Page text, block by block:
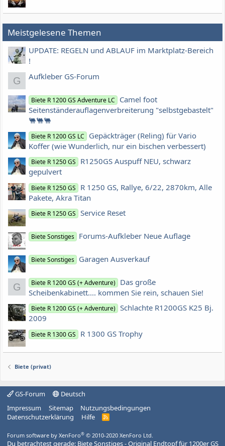
Meistgelesene Themen
UPDATE: REGELN und ABLAUF im Marktplatz-Bereich
!
G Aufkleber GS-Forum
Biete R 1200 GS Adventure LC
Camel foot
Seitenständerauflagenverbreiterung "selbstgebastelt"
🐫🐫🐫
Biete R 1200 GS LC
Gepäckträger (Reling) für Vario
Koffer (wie Wunderlich, nur ein bischen verbessert)
Biete R 1250 GS
R1250GS Auspuff NEU, schwarz
gepulvert
Biete R 1250 GS
R 1250 GS, Rallye, 6/22, 2870km, Alle
Pakete, Akra Titan
Biete R 1250 GS Service Reset
Biete Sonstiges Forums-Aufkleber Neue Auflage
Biete Sonstiges Garagen Ausverkauf
G Biete R 1200 GS (+ Adventure) Das große
Scheibenkabinett.... kommen Sie rein, schauen Sie!
Biete R 1200 GS (+ Adventure) Schlachte R1200GS K25 Bj.
2009
Biete R 1300 GS R 1300 GS Trophy
Biete (privat)
GS-Forum
Deutsch
Impressum
Sitemap
Nutzungsbedingungen
Datenschutzerklärung
Hilfe
R
Forum software by XenForo® © 2010-2020 XenForo Ltd.
Du betrachtest gerade: Biete Sonstiges - Original Endtopf für 1200er GS